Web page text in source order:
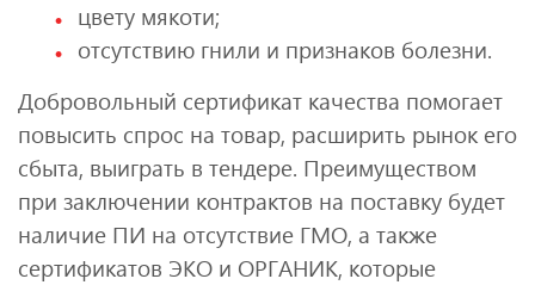
цвету мякоти;
отсутствию гнили и признаков болезни.
Добровольный сертификат качества помогает
повысить спрос на товар, расширить рынок его
сбыта, выиграть в тендере. Преимуществом
при заключении контрактов на поставку будет
наличие ПИ на отсутствие ГМО, а также
сертификатов ЭКО и ОРГАНИК, которые